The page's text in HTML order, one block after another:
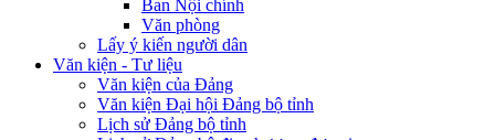
Ban Nội chính
Văn phòng
Lấy ý kiến người dân
Văn kiện - Tư liệu
Văn kiện của Đảng
Văn kiện Đại hội Đảng bộ tỉnh
Lịch sử Đảng bộ tỉnh